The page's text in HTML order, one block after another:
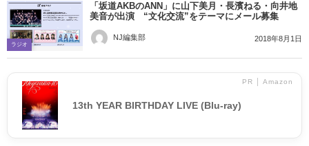
ラジオ
「坂道AKBのANN」に山下美月・長濱ねる・向井地
美音が出演 “文化交流”をテーマにメール募集
NJ編集部 2018年8月1日
PR │ Amazon
13th YEAR BIRTHDAY LIVE (Blu-ray)